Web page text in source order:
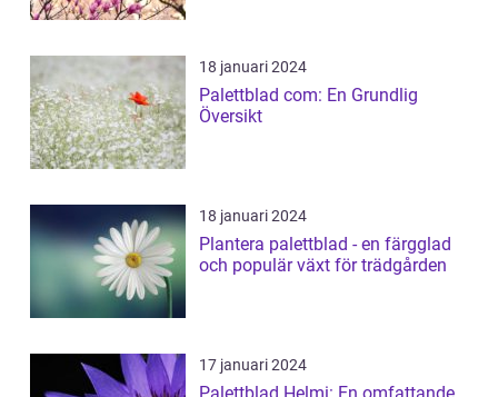
18 januari 2024
Palettblad com: En Grundlig
Översikt
18 januari 2024
Plantera palettblad - en färgglad
och populär växt för trädgården
17 januari 2024
Palettblad Helmi: En omfattande